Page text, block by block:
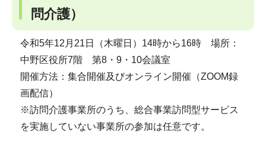
問介護）
令和5年12月21日（木曜日）14時から16時 場所：
中野区役所7階 第8・9・10会議室
開催方法：集合開催及びオンライン開催（ZOOM録
画配信）
※訪問介護事業所のうち、総合事業訪問型サービス
を実施していない事業所の参加は任意です。